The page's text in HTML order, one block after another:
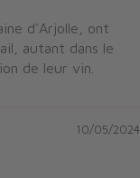
d'Arjolle, ont
autant dans le
de leur vin.
10/05/2024